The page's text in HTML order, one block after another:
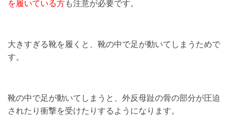
を履いている方も注意が必要です。
大きすぎる靴を履くと、靴の中で足が動いてしまうためで
す。
靴の中で足が動いてしまうと、外反母趾の骨の部分が圧迫
されたり衝撃を受けたりするようになります。